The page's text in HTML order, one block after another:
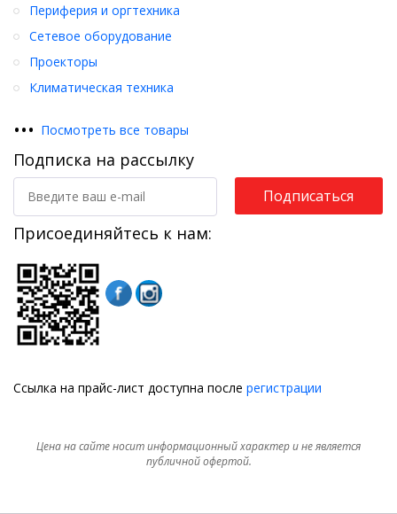
Периферия и оргтехника
Сетевое оборудование
Проекторы
Климатическая техника
••• Посмотреть все товары
Подписка на рассылку
Подписаться
Присоединяйтесь к нам:
Ссылка на прайс-лист доступна после регистрации
Цена на сайте носит информационный характер и не является
публичной офертой.